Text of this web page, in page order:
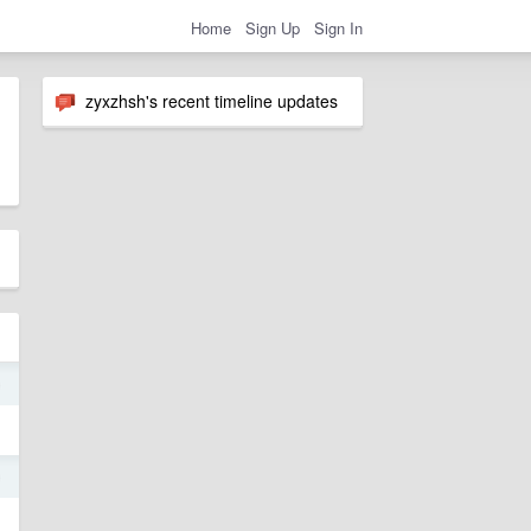
Home Sign Up Sign In
zyxzhsh's recent timeline updates